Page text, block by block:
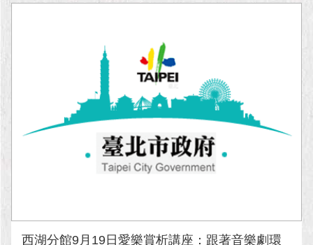
西湖分館9月19日愛樂賞析講座：跟著音樂劇環